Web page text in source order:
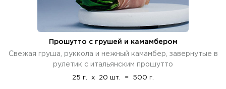
Прошутто с грушей и камамбером
Свежая груша, руккола и нежный камамбер, завернутые в
рулетик с итальянским прошутто
25 г. x 20 шт. = 500 г.